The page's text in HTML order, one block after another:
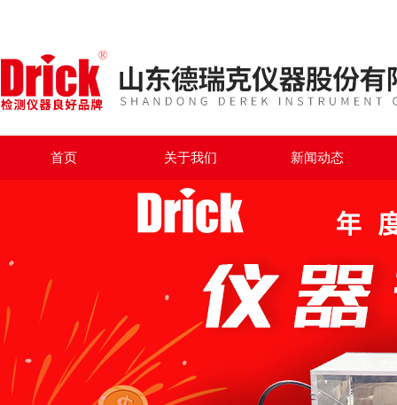
首页 关于我们 新闻动态